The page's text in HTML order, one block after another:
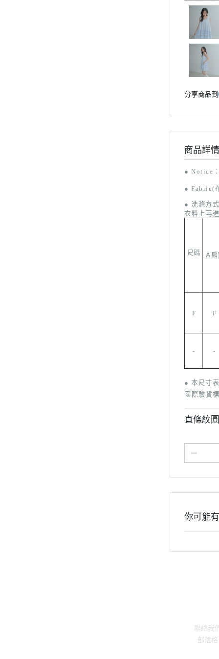
分享商品到
商品詳情
● Notice
● Fabric(
● 洗滌方
衣料上再
尺碼 Ａ肩
F F
- -
● 本尺寸
國際驗貨
直條紋
你可能
聯絡我
部落格